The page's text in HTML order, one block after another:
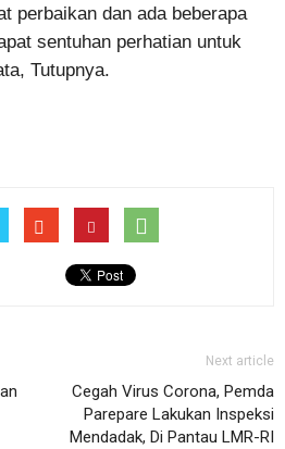
perbaikan dan ada beberapa
sentuhan perhatian untuk
Tutupnya.
Next article
Cegah Virus Corona, Pemda
Parepare Lakukan Inspeksi
Mendadak, Di Pantau LMR-RI